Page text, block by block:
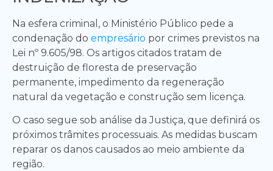
Na esfera criminal, o Ministério Público pede a
condenação do empresário por crimes previstos na
Lei nº 9.605/98. Os artigos citados tratam de
destruição de floresta de preservação
permanente, impedimento da regeneração
natural da vegetação e construção sem licença.
O caso segue sob análise da Justiça, que definirá os
próximos trâmites processuais. As medidas buscam
reparar os danos causados ao meio ambiente da
região.